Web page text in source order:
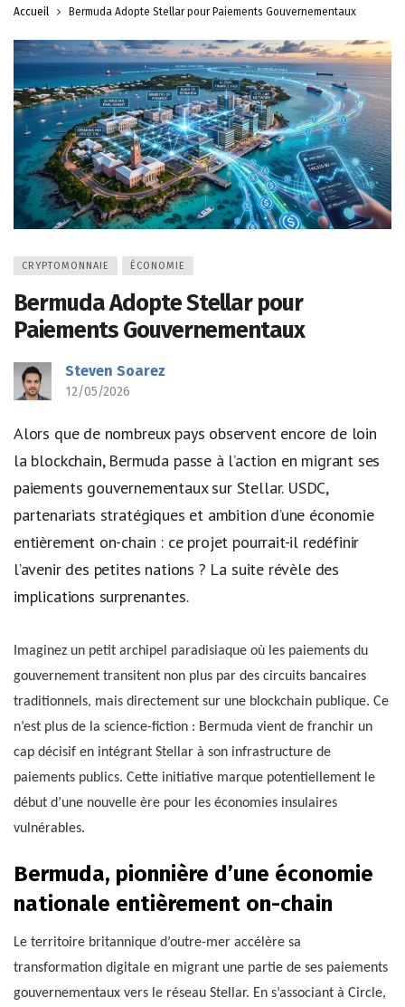
Accueil Bermuda Adopte Stellar pour Paiements Gouvernementaux
CRYPTOMONNAIE ÉCONOMIE
Bermuda Adopte Stellar pour
Paiements Gouvernementaux
Steven Soarez
12/05/2026
Alors que de nombreux pays observent encore de loin
la blockchain, Bermuda passe à l’action en migrant ses
paiements gouvernementaux sur Stellar. USDC,
partenariats stratégiques et ambition d’une économie
entièrement on-chain : ce projet pourrait-il redéfinir
l’avenir des petites nations ? La suite révèle des
implications surprenantes.
Imaginez un petit archipel paradisiaque où les paiements du
gouvernement transitent non plus par des circuits bancaires
traditionnels, mais directement sur une blockchain publique. Ce
n’est plus de la science-fiction : Bermuda vient de franchir un
cap décisif en intégrant Stellar à son infrastructure de
paiements publics. Cette initiative marque potentiellement le
début d’une nouvelle ère pour les économies insulaires
vulnérables.
Bermuda, pionnière d’une économie
nationale entièrement on-chain
Le territoire britannique d’outre-mer accélère sa
transformation digitale en migrant une partie de ses paiements
gouvernementaux vers le réseau Stellar. En s’associant à Circle,